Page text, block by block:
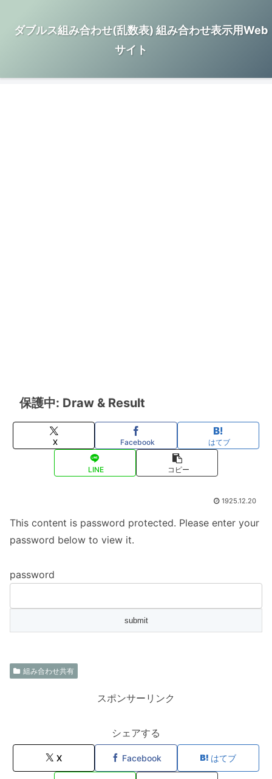
ダブルス組み合わせ(乱数表) 組み合わせ表示用Web
サイト
保護中: Draw & Result
X Facebook はてブ
LINE コピー
1925.12.20
This content is password protected. Please enter your
password below to view it.
password
組み合わせ共有
スポンサーリンク
シェアする
X Facebook はてブ